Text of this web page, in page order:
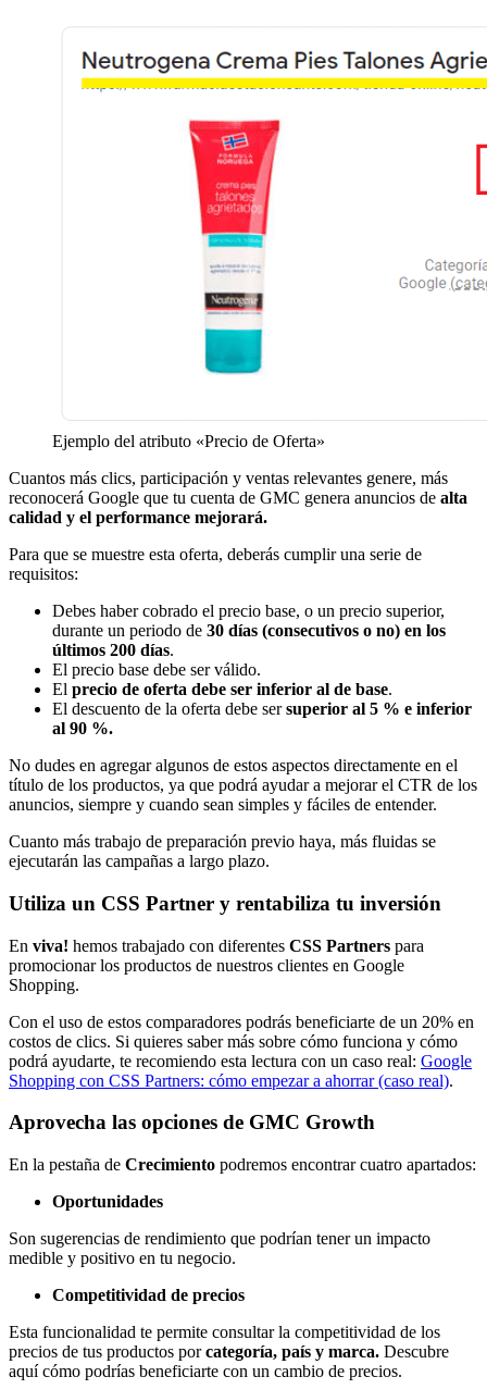
Ejemplo del atributo «Precio de Oferta»
Cuantos más clics, participación y ventas relevantes genere, más
reconocerá Google que tu cuenta de GMC genera anuncios de alta
calidad y el performance mejorará.
Para que se muestre esta oferta, deberás cumplir una serie de
requisitos:
Debes haber cobrado el precio base, o un precio superior,
durante un periodo de 30 días (consecutivos o no) en los
últimos 200 días.
El precio base debe ser válido.
El precio de oferta debe ser inferior al de base.
El descuento de la oferta debe sersuperior al 5 % e inferior
al 90 %.
No dudes en agregar algunos de estos aspectos directamente en el
título de los productos, ya que podrá ayudar a mejorar el CTR de los
anuncios, siempre y cuando sean simples y fáciles de entender.
Cuanto más trabajo de preparación previo haya, más fluidas se
ejecutarán las campañas a largo plazo.
Utiliza un CSS Partner y rentabiliza tu inversión
En viva! hemos trabajado con diferentes CSS Partners para
promocionar los productos de nuestros clientes en Google
Shopping.
Con el uso de estos comparadores podrás beneficiarte de un 20% en
costos de clics. Si quieres saber más sobre cómo funciona y cómo
podrá ayudarte, te recomiendo esta lectura con un caso real: Google
Shopping con CSS Partners: cómo empezar a ahorrar (caso real).
Aprovecha las opciones de GMC Growth
En la pestaña de Crecimiento podremos encontrar cuatro apartados:
Oportunidades
Son sugerencias de rendimiento que podrían tener un impacto
medible y positivo en tu negocio.
Competitividad de precios
Esta funcionalidad te permite consultar la competitividad de los
precios de tus productos porcategoría, país y marca. Descubre
aquí cómo podrías beneficiarte con un cambio de precios.